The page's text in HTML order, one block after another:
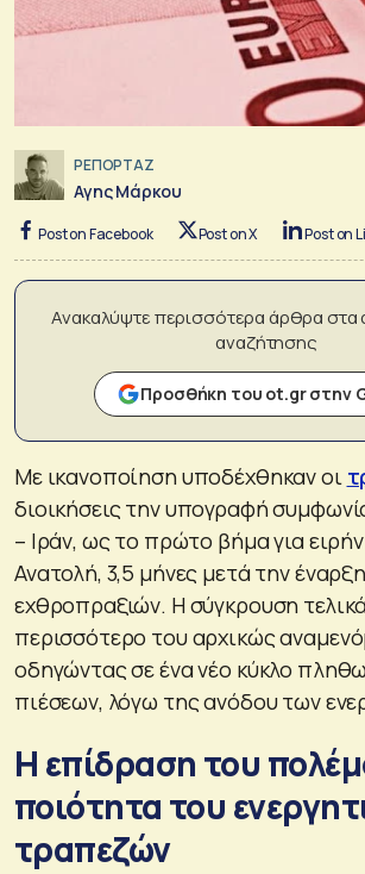
ΡΕΠΟΡΤΑΖ
Αγης Μάρκου
Post on Facebook Post on X Post on
Ανακαλύψτε περισσότερα άρθρα στα
αναζήτησης
Προσθήκη του ot.gr στην
Με ικανοποίηση υποδέχθηκαν οι
διοικήσεις την υπογραφή
– Ιράν, ως το πρώτο βήμα για
Ανατολή, 3,5 μήνες μετά την
εχθροπραξιών. Η σύγκρουση
περισσότερο του αρχικώς
οδηγώντας σε ένα νέο κύκλο
πιέσεων, λόγω της ανόδου των
Η επίδραση του
ποιότητα του
τραπεζών